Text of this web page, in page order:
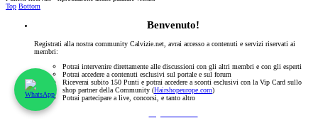
Top Bottom
Benvenuto!
Registrati alla nostra community Calvizie.net, avrai accesso a contenuti e servizi riservati ai
membri:
Potrai intervenire direttamente alle discussioni con gli altri membri e con gli esperti
Potrai accedere a contenuti esclusivi sul portale e sul forum
Riceverai subito 150 Punti e potrai accedere a sconti esclusivi con la Vip Card sullo
shop partner della Community (Hairshopeurope.com)
Potrai partecipare a live, concorsi, e tanto altro